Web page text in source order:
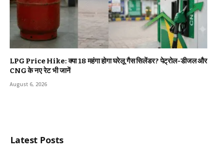
LPG Price Hike: क्या ₹18 महंगा होगा घरेलू गैस सिलेंडर? पेट्रोल-डीजल और
CNG के नए रेट भी जानें
August 6, 2026
Latest Posts